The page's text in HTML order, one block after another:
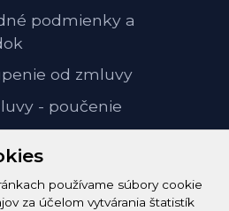
používame súbory cookie
za účelom vytvárania štatistík
podmienky a
od zmluvy
- poučenie